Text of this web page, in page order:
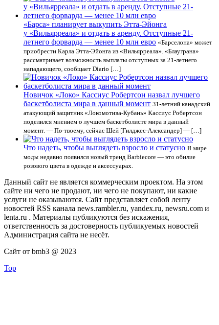
«Барса» планирует выкупить Этта-Эйонга
у «Вильярреала» и отдать в аренду. Отступные 21-
летнего форварда — менее 10 млн евро «Барселона» может
приобрести Карла Этта-Эйонга из «Вильярреала». «Блауграна»
рассматривает возможность выплаты отступных за 21-летнего
нападающего, сообщает Diario […]
Новичок «Локо» Кассиус Робертсон назвал лучшего
баскетболиста мира в данный момент 31-летний канадский
атакующий защитник «Локомотива-Кубань» Кассиус Робертсон
поделился мнением о лучшем баскетболисте мира в данный
момент. — По-твоему, сейчас Шей [Гилджес-Александер] — […]
Что надеть, чтобы выглядеть взросло и статусно В мире
моды недавно появился новый тренд Barbiecore — это обилие
розового цвета в одежде и аксессуарах.
Данный сайт не является коммерческим проектом. На этом
сайте ни чего не продают, ни чего не покупают, ни какие
услуги не оказываются. Сайт представляет собой ленту
новостей RSS канала news.rambler.ru, yandex.ru, newsru.com и
lenta.ru . Материалы публикуются без искажения,
ответственность за достоверность публикуемых новостей
Администрация сайта не несёт.
Сайт от bmb3 @ 2023
Top